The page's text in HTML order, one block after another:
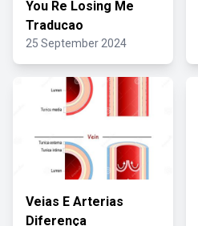
You Re Losing Me
Traducao
25 September 2024
Veias E Arterias
Diferença